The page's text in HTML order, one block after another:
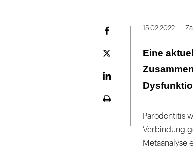
Plattform
15.02.2022
Eine
Parodontitis
Verbindung
Metaanalyse